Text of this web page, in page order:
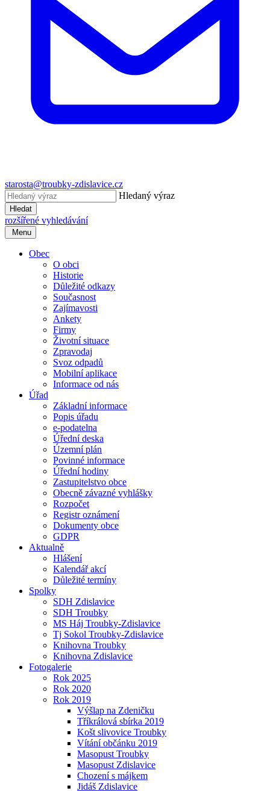
starosta@troubky-zdislavice.cz
Hledaný výraz
Hledat
rozšířené vyhledávání
Menu
Obec
O obci
Historie
Důležité odkazy
Současnost
Zajímavosti
Ankety
Firmy
Životní situace
Zpravodaj
Svoz odpadů
Mobilní aplikace
Informace od nás
Úřad
Základní informace
Popis úřadu
e-podatelna
Úřední deska
Územní plán
Povinné informace
Úřední hodiny
Zastupitelstvo obce
Obecně závazné vyhlášky
Rozpočet
Registr oznámení
Dokumenty obce
GDPR
Aktualně
Hlášení
Kalendář akcí
Důležité termíny
Spolky
SDH Zdislavice
SDH Troubky
MS Háj Troubky-Zdislavice
Tj Sokol Troubky-Zdislavice
Knihovna Troubky
Knihovna Zdislavice
Fotogalerie
Rok 2025
Rok 2020
Rok 2019
Výšlap na Zdeničku
Tříkrálová sbírka 2019
Košt slivovice Troubky
Vítání občánku 2019
Masopust Troubky
Masopust Zdislavice
Chození s májkem
Jidáš Zdislavice